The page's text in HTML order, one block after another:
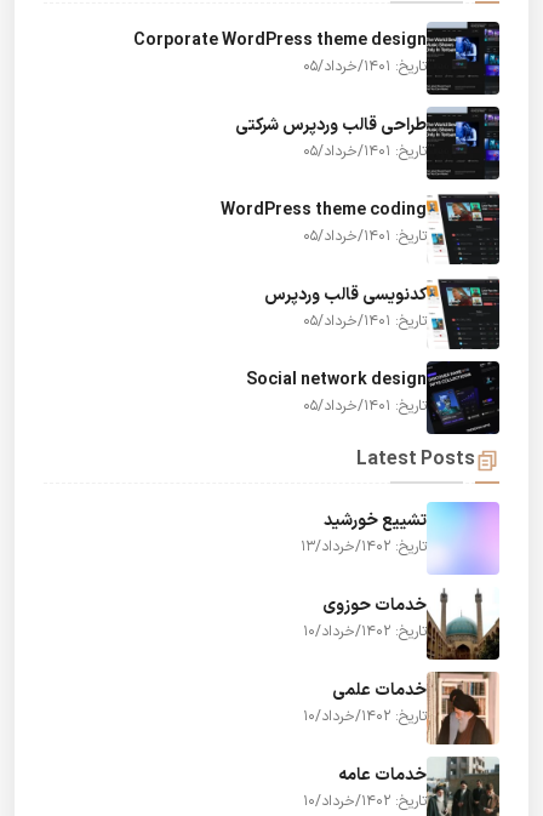
Corporate WordPress theme design
تاریخ: 1401/خرداد/05
طراحی قالب وردپرس شرکتی
تاریخ: 1401/خرداد/05
WordPress theme coding
تاریخ: 1401/خرداد/05
کدنویسی قالب وردپرس
تاریخ: 1401/خرداد/05
Social network design
تاریخ: 1401/خرداد/05
Latest Posts
تشییع خورشید
تاریخ: 1402/خرداد/13
خدمات حوزوی
تاریخ: 1402/خرداد/10
خدمات علمی
تاریخ: 1402/خرداد/10
خدمات عامه
تاریخ: 1402/خرداد/10